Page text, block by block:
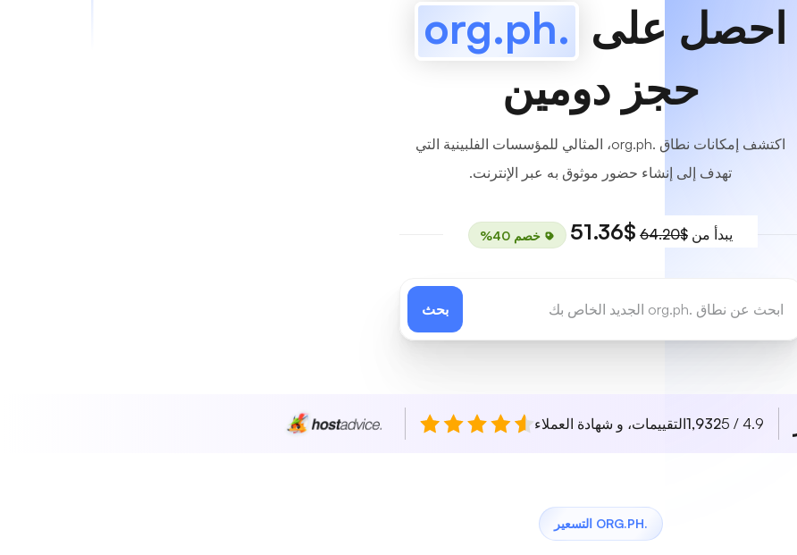
احصل على .org.ph
حجز دومين
اكتشف إمكانات نطاق .org.ph، المثالي للمؤسسات الفلبينية التي
تهدف إلى إنشاء حضور موثوق به عبر الإنترنت.
يبدأ من $64.20
$51.36 خصم 40%
بحث
4.9 / 5
1,932التقييمات، و شهادة العملاء
.ORG.PH التسعير